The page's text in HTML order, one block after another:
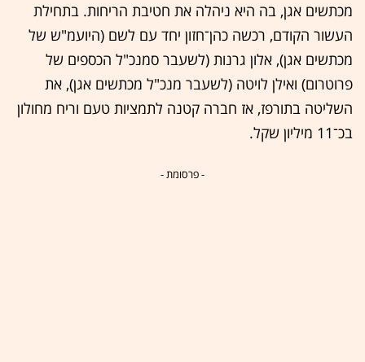
מכתשים אגן, בה היא ניהלה את חטיבת הריחות. בתחילת
העשור הקודם, רכשה כהן־חזון יחד עם לשם (היועמ"ש של
מכתשים אגן), אלון גרנות (לשעבר סמנכ"ל הכספים של
פרוטרום) ואילן לויטה (לשעבר מנכ"ל מכתשים אגן), את
השליטה בתורפז, אז חברה קטנה לתמציות טעם וריח מחולון
בכ־11 מיליון שקל.
- פרסומת -